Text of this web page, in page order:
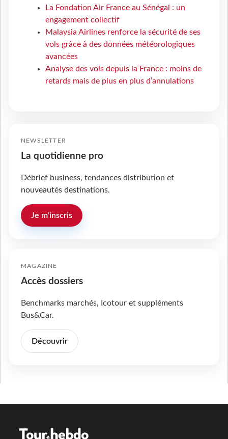
La Fondation Air France au Sénégal : un
engagement collectif
Malaysia Airlines renforce la sécurité de ses
vols grâce à des données météorologiques
avancées
Analyse des vols depuis la France : moins de
retards mais de plus en plus d’annulations
NEWSLETTER
La quotidienne pro
Débrief business, tendances distribution et
nouveautés destinations.
Je m'inscris
MAGAZINE
Accès dossiers
Benchmarks marchés, Icotour et suppléments
Bus&Car.
Découvrir